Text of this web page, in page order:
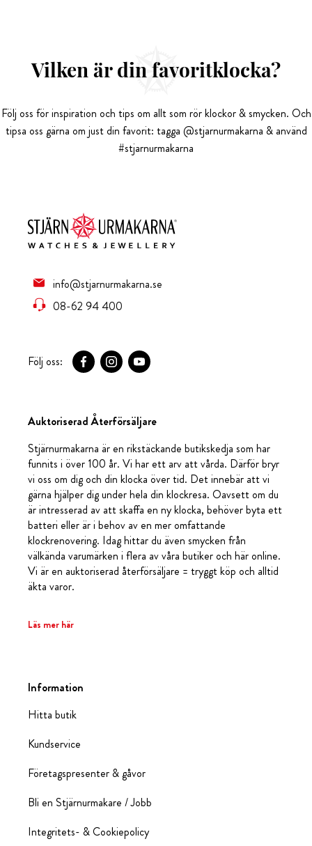
Vilken är din favoritklocka?
Följ oss för inspiration och tips om allt som rör klockor & smycken. Och
tipsa oss gärna om just din favorit: tagga @stjarnurmakarna & använd
#stjarnurmakarna
info@stjarnurmakarna.se
08-62 94 400
Följ oss:
Auktoriserad Återförsäljare
Stjärnurmakarna är en rikstäckande butikskedja som har
funnits i över 100 år. Vi har ett arv att vårda. Därför bryr
vi oss om dig och din klocka över tid. Det innebär att vi
gärna hjälper dig under hela din klockresa. Oavsett om du
är intresserad av att skaffa en ny klocka, behöver byta ett
batteri eller är i behov av en mer omfattande
klockrenovering. Idag hittar du även smycken från
välkända varumärken i flera av våra butiker och här online.
Vi är en auktoriserad återförsäljare = tryggt köp och alltid
äkta varor.
Läs mer här
Information
Hitta butik
Kundservice
Företagspresenter & gåvor
Bli en Stjärnurmakare / Jobb
Integritets- & Cookiepolicy